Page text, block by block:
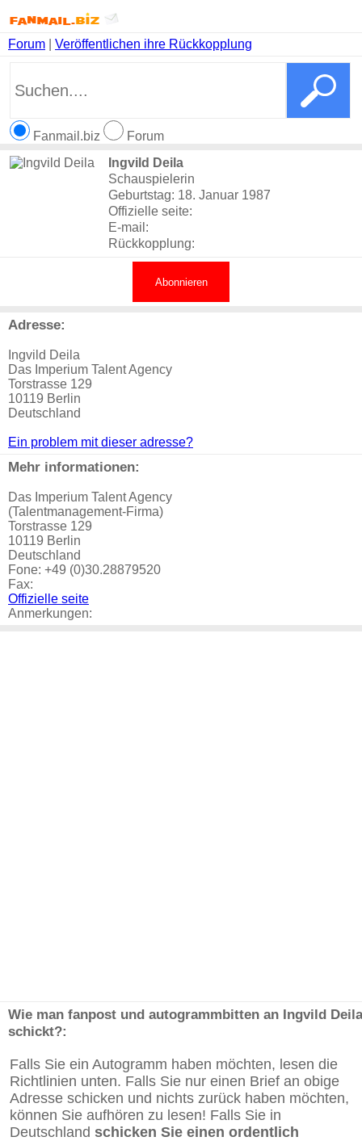
Forum Veröffentlichen ihre Rückkopplung
Fanmail.biz
Forum
Ingvild Deila
Schauspielerin
Geburtstag: 18. Januar 1987
Offizielle seite:
E-mail:
Rückkopplung:
Abonnieren
Adresse:
Ingvild Deila
Das Imperium Talent Agency
Torstrasse 129
10119 Berlin
Deutschland
Ein problem mit dieser adresse?
Mehr informationen:
Das Imperium Talent Agency
(Talentmanagement-Firma)
Torstrasse 129
10119 Berlin
Deutschland
Fone: +49 (0)30.28879520
Fax:
Offizielle seite
Anmerkungen:
Wie man fanpost und autogrammbitten an Ingvild Deila
schickt?:
Falls Sie ein Autogramm haben möchten, lesen die
Richtlinien unten. Falls Sie nur einen Brief an obige
Adresse schicken und nichts zurück haben möchten,
können Sie aufhören zu lesen! Falls Sie in
Deutschland schicken Sie einen ordentlich